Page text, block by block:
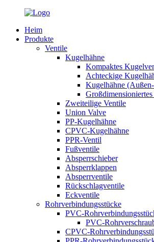
Heim
Produkte
Ventile
Kugelhähne
Kompaktes
Achteckige
Kugelhähne
Zweiteilige Ventile
Union Valve
PP-Kugelhähne
CPVC-Kugelhähne
PPR-Ventil
Fußventile
Absperrschieber
Absperrklappen
Absperrventile
Rückschlagventile
Eckventile
Rohrverbindungsstücke
PVC-
PVC-
CPVC-